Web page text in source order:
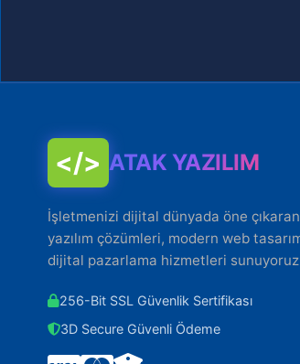
</> ATAK YAZILIM
İşletmenizi dijital dünyada öne
yazılım çözümleri, modern web
dijital pazarlama hizmetleri
256-Bit SSL Güvenlik Sertifikası
3D Secure Güvenli Ödeme